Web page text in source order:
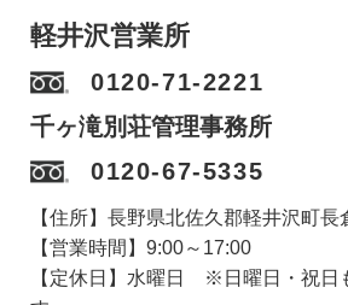
軽井沢営業所
0120-71-2221
千ヶ滝別荘管理事務所
0120-67-5335
【住所】長野県北佐久郡軽井沢町長
【営業時間】9:00～17:00
【定休日】水曜日 ※日曜日・祝日